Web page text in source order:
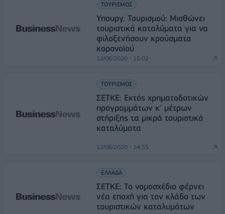
ΤΟΥΡΙΣΜΟΣ
Υπουργ. Τουρισμού: Μισθώνει
τουριστικά καταλύματα για να
φιλοξενήσουν κρούσματα
κορονοϊού
12/06/2020 - 15:02
ΤΟΥΡΙΣΜΟΣ
ΣΕΤΚΕ: Εκτός χρηματοδοτικών
προγραμμάτων κ' μέτρων
στήριξης τα μικρά τουριστικά
καταλύματα
12/06/2020 - 14:55
ΕΛΛΑΔΑ
ΣΕΤΚΕ: Το νομοσχέδιο φέρνει
νέα εποχή για τον κλάδο των
τουριστικών καταλυμάτων